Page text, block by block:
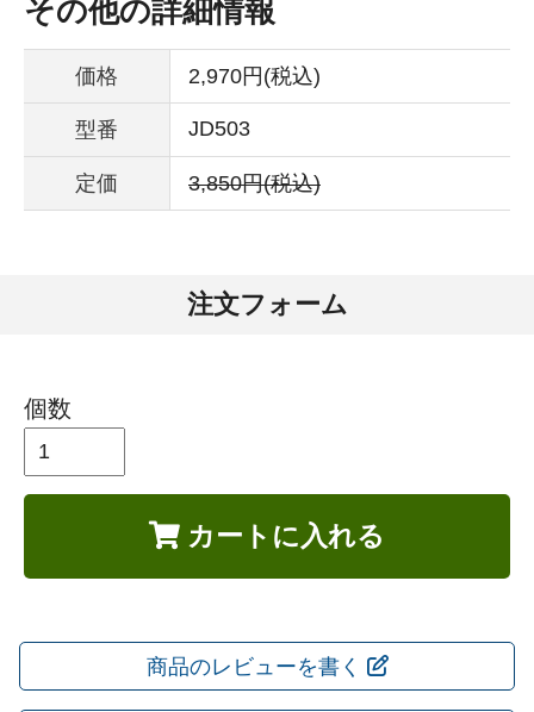
その他の詳細情報
価格 2,970円(税込)
型番 JD503
定価 3,850円(税込)
注文フォーム
個数
カートに入れる
商品のレビューを書く